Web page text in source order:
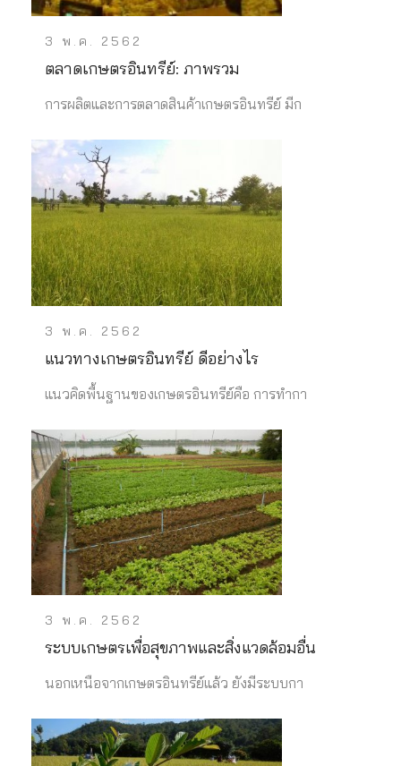
3 พ.ค. 2562
ตลาดเกษตรอินทรีย์: ภาพรวม
การผลิตและการตลาดสินค้าเกษตรอินทรีย์ มีก
3 พ.ค. 2562
แนวทางเกษตรอินทรีย์ ดีอย่างไร
แนวคิดพื้นฐานของเกษตรอินทรีย์คือ การทำกา
3 พ.ค. 2562
ระบบเกษตรเพื่อสุขภาพและสิ่งแวดล้อมอื่น
นอกเหนือจากเกษตรอินทรีย์แล้ว ยังมีระบบกา